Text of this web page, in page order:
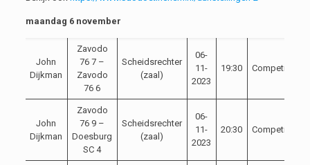
maandag 6 november
John
Dijkman
Zavodo
76 7 –
Zavodo
76 6
Scheidsrechter
(zaal)
06-
11-
2023
19:30 Competitie
John
Dijkman
Zavodo
76 9 –
Doesburg
SC 4
Scheidsrechter
(zaal)
06-
11-
2023
20:30 Competitie